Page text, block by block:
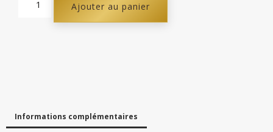
Ajouter au panier
Informations complémentaires